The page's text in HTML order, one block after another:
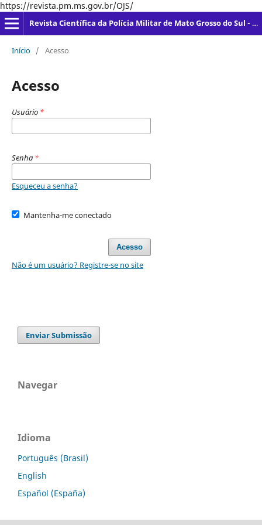
https://revista.pm.ms.gov.br/OJS/
Revista Científica da Polícia Militar de Mato Grosso do Sul - RevPMMS - ISSN - 2965-8616
Início / Acesso
Acesso
Usuário *
Senha *
Esqueceu a senha?
Mantenha-me conectado
Acesso
Não é um usuário? Registre-se no site
Enviar Submissão
Navegar
Idioma
Português (Brasil)
English
Español (España)